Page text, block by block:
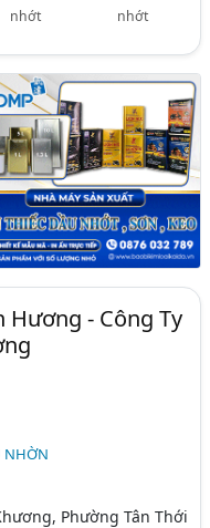
nhớt
nhớt
Hương - Công Ty
NHỜN
Phường Tân Thới